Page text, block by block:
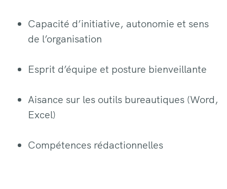
Capacité d’initiative, autonomie et sens
de l’organisation
Esprit d’équipe et posture bienveillante
Aisance sur les outils bureautiques (Word,
Excel)
Compétences rédactionnelles